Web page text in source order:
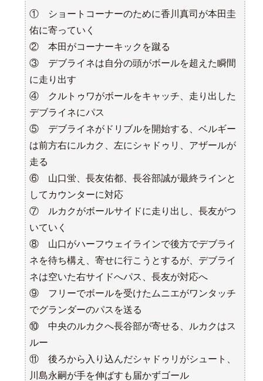
① ショートコーナーのために香川真司が本田圭
佑に寄っていく
② 本田がコーナーキックを蹴る
③ デブライネは自分の頭がボールを超えた瞬間
に走り出す
④ クルトゥワがボールをキャッチ、走り出した
デブライネにパス
⑤ デブライネがドリブルを開始する、ベルギー
は前方右にルカク、左にシャドゥリ、アザールが
走る
⑥ 山口蛍、長友佑都、長谷部誠が最終ラインと
してカウンターに対応
⑦ ルカクがボールサイドに走り出し、長友がつ
いていく
⑧ 山口がハーフウェイラインで後方でデブライ
ネを待ち構え、寄せに行こうとするが、デブライ
ネは空いた右サイドへパス、長友が対応へ
⑨ フリーでボールを受けたムニエがワンタッチ
でグランダーのパスを送る
⑩ 中央のルカクへ長谷部が寄せる、ルカクはス
ルー
⑪ 後ろから入り込んだシャドゥリがシュート、
川島永嗣が手を伸ばすも届かずゴール